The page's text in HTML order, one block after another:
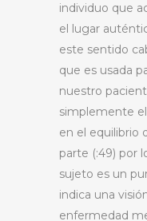
individuo que
el lugar
este sentido
que es usada
nuestro
simplemente
en el equilibrio
parte (:49) por
sujeto es un
indica una
enfermedad